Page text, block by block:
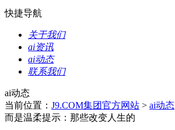
快捷导航
关于我们
ai资讯
ai动态
联系我们
ai动态
当前位置： J9.COM集团官方网站 > ai动态
而是温柔提示：那些改变人生的